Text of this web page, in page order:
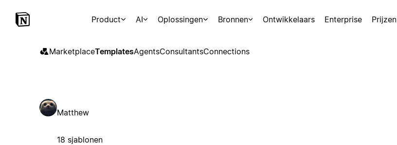
Product AI Oplossingen Bronnen Ontwikkelaars Enterprise Prijzen
MarketplaceTemplatesAgentsConsultantsConnections
Matthew
18 sjablonen